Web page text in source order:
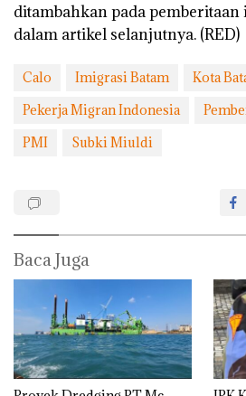
ditambahkan pada
dalam artikel selanjutnya. (RED)
Calo Imigrasi Batam
Kota
Pekerja Migran Indonesia
PMI
Subki Miuldi
Baca Juga